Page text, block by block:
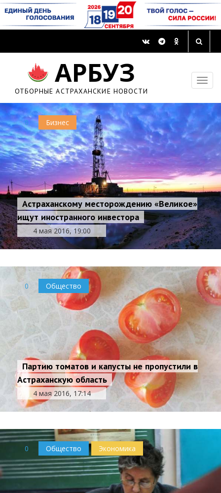
АРБУЗ
ОТБОРНЫЕ АСТРАХАНСКИЕ НОВОСТИ
0 Бизнес
Астраханскому месторождению «Великое»
ищут иностранного инвестора
4 мая 2016, 19:00
0 Общество
Партию томатов и капусты не пропустили в
Астраханскую область
4 мая 2016, 17:14
0 Общество Экономика